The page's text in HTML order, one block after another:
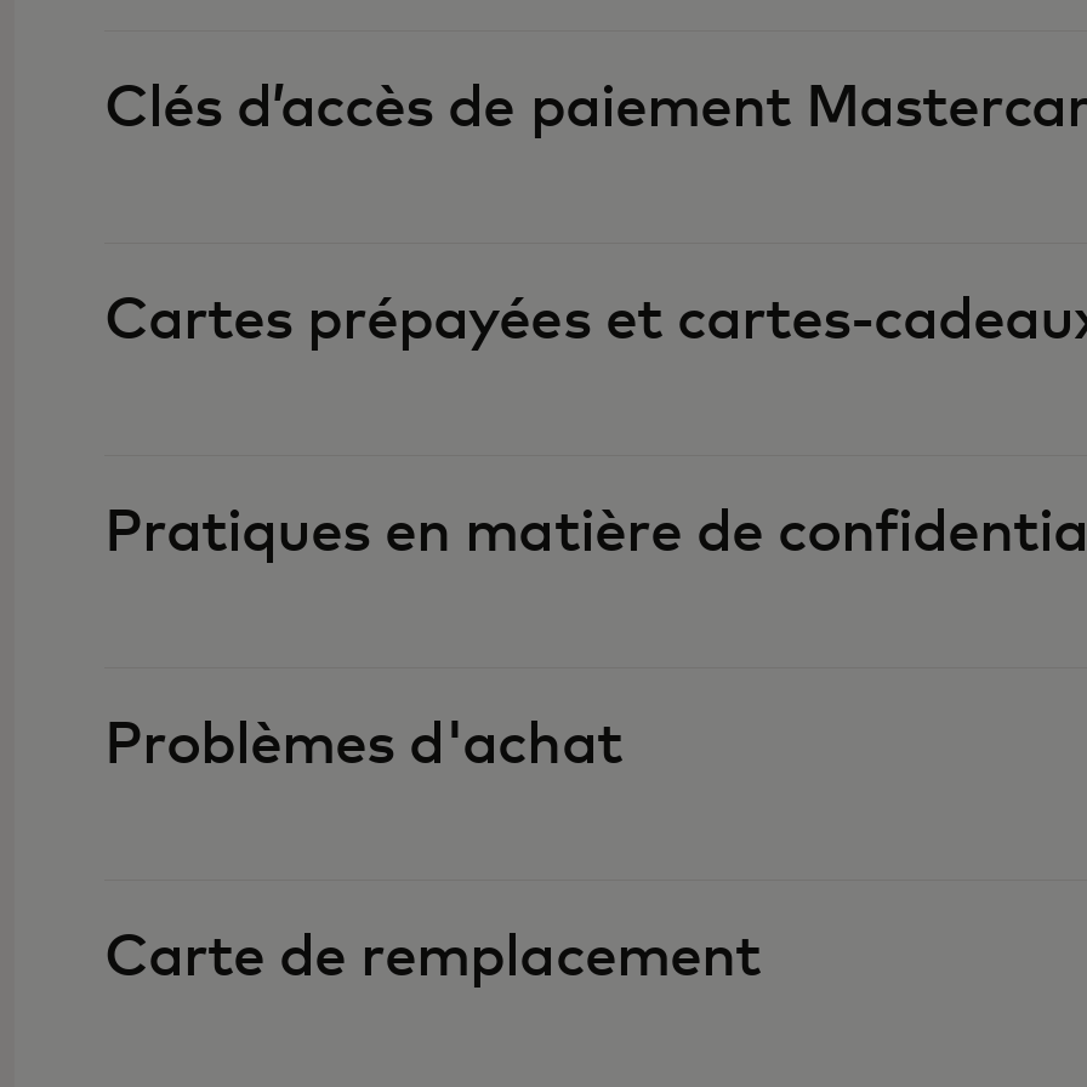
Clés d’accès de paiement
Cartes prépayées et cartes-
Pratiques en matière de
Problèmes d'achat
Carte de remplacement